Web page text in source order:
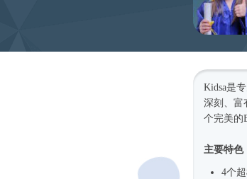
Kidsa是
深刻、富
个完美的
主要特色
4个